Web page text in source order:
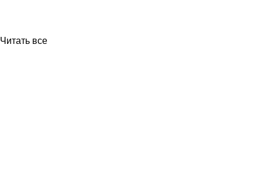
Читать все